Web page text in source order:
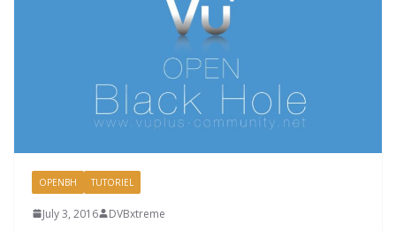
OPENBH TUTORIEL
July 3, 2016 DVBxtreme